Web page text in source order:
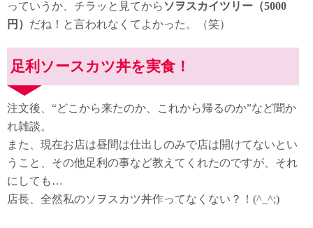
っていうか、チラッと見てから ソヲスカイツリー（5000
円） だね！と言われなくてよかった。（笑）
足利ソースカツ丼を実食！
注文後、“どこから来たのか、これから帰るのか”など聞か
れ雑談。
また、現在お店は昼間は仕出しのみで店は開けてないとい
うこと、その他足利の事など教えてくれたのですが、それ
にしても…
店長、全然私のソヲスカツ丼作ってなくない？！(^_^;)